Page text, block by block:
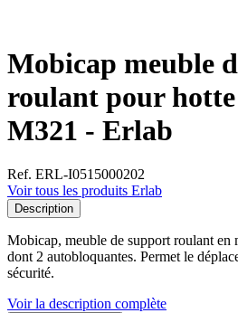
Mobicap meuble
roulant pour
M321 - Erlab
Ref. ERL-I0515000202
Voir tous les produits Erlab
Description
Mobicap, meuble de support roulant en
dont 2 autobloquantes. Permet le
sécurité.
Voir la description complète